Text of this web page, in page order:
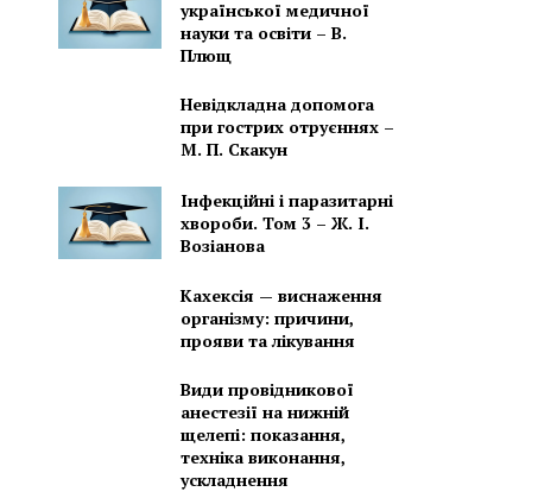
української медичної
науки та освіти – В.
Плющ
Невідкладна допомога
при гострих отруєннях –
М. П. Скакун
Інфекційні і паразитарні
хвороби. Том 3 – Ж. І.
Возіанова
Кахексія — виснаження
організму: причини,
прояви та лікування
Види провідникової
анестезії на нижній
щелепі: показання,
техніка виконання,
ускладнення